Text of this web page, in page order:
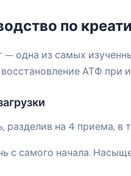
по
— одна из самых
АТФ при
разделив на 4 приема, в
с самого начала.